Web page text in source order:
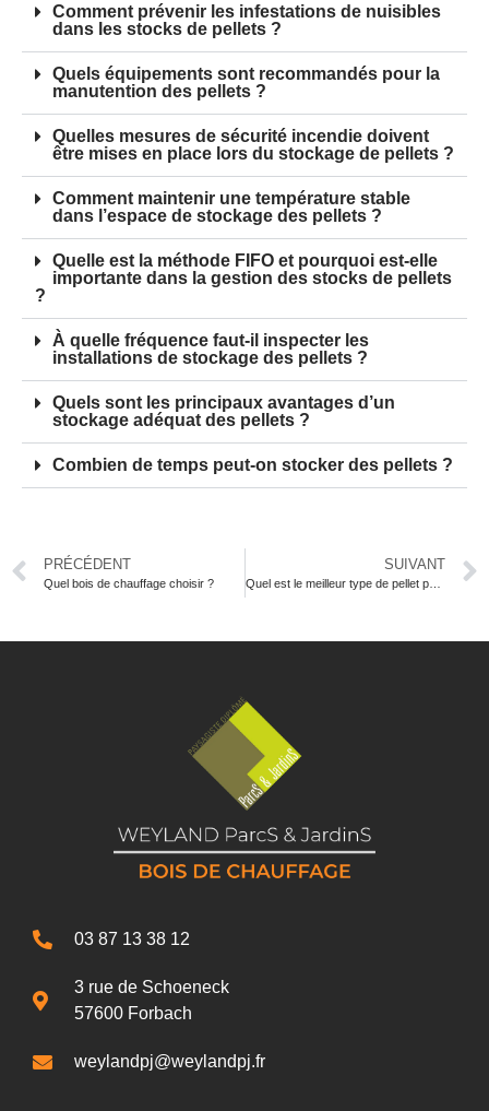
Comment prévenir les infestations de nuisibles
dans les stocks de pellets ?
Quels équipements sont recommandés pour la
manutention des pellets ?
Quelles mesures de sécurité incendie doivent
être mises en place lors du stockage de pellets ?
Comment maintenir une température stable
dans l’espace de stockage des pellets ?
Quelle est la méthode FIFO et pourquoi est-elle
importante dans la gestion des stocks de pellets
?
À quelle fréquence faut-il inspecter les
installations de stockage des pellets ?
Quels sont les principaux avantages d’un
stockage adéquat des pellets ?
Combien de temps peut-on stocker des pellets ?
PRÉCÉDENT
Quel bois de chauffage choisir ?
SUIVANT
Quel est le meilleur type de pellet pour mon poêle ?
03 87 13 38 12
3 rue de Schoeneck
57600 Forbach
weylandpj@weylandpj.fr